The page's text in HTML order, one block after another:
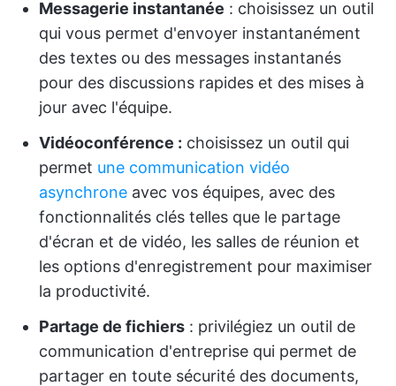
Messagerie instantanée : choisissez un outil
qui vous permet d'envoyer instantanément
des textes ou des messages instantanés
pour des discussions rapides et des mises à
jour avec l'équipe.
Vidéoconférence : choisissez un outil qui
permet une communication vidéo
asynchrone avec vos équipes, avec des
fonctionnalités clés telles que le partage
d'écran et de vidéo, les salles de réunion et
les options d'enregistrement pour maximiser
la productivité.
Partage de fichiers : privilégiez un outil de
communication d'entreprise qui permet de
partager en toute sécurité des documents,